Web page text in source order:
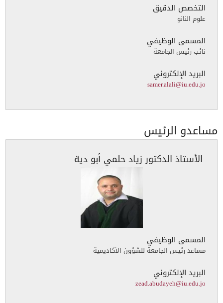
التخصص الدقيق
علوم النانو
المسمى الوظيفي
نائب رئيس الجامعة
البريد الإلكتروني
samer.alali@iu.edu.jo
مساعدو الرئيس
الأستاذ الدكتور زياد حلمي أبو دية
المسمى الوظيفي
مساعد رئيس الجامعة للشؤون الأكاديمية
البريد الإلكتروني
zead.abudayeh@iu.edu.jo